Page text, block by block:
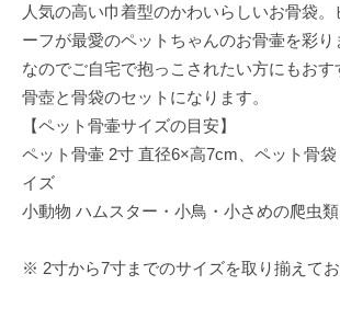
人気の高い巾着型のかわいらしいお骨袋
ーフが最愛のペットちゃんのお骨壷を彩
なのでご自宅で抱っこされたい方にもおす
骨壺と骨袋のセットになります。
【ペット骨壷サイズの目安】
ペット骨壷 2寸 直径6×高7cm、ペット骨
イズ
小動物 ハムスター・小鳥・小さめの爬虫
※ 2寸から7寸までのサイズを取り揃えてお